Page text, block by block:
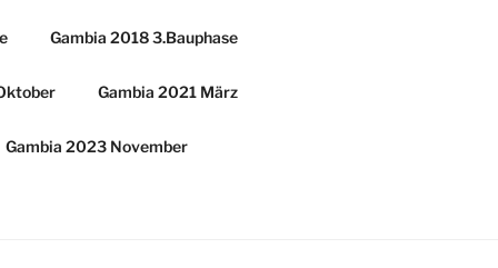
Gambia 2018 3.Bauphase
Gambia 2021 März
Gambia 2023 November